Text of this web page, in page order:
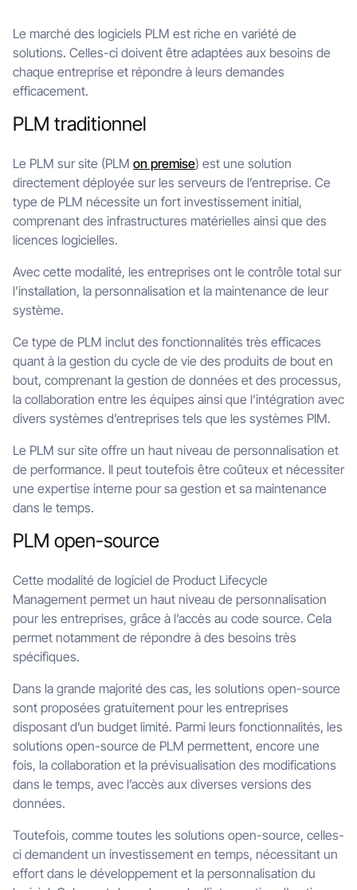
Le marché des logiciels PLM est riche en variété de
solutions. Celles-ci doivent être adaptées aux besoins de
chaque entreprise et répondre à leurs demandes
efficacement.
PLM traditionnel
Le PLM sur site (PLM on premise) est une solution
directement déployée sur les serveurs de l’entreprise. Ce
type de PLM nécessite un fort investissement initial,
comprenant des infrastructures matérielles ainsi que des
licences logicielles.
Avec cette modalité, les entreprises ont le contrôle total sur
l’installation, la personnalisation et la maintenance de leur
système.
Ce type de PLM inclut des fonctionnalités très efficaces
quant à la gestion du cycle de vie des produits de bout en
bout, comprenant la gestion de données et des processus,
la collaboration entre les équipes ainsi que l’intégration avec
divers systèmes d’entreprises tels que les systèmes PIM.
Le PLM sur site offre un haut niveau de personnalisation et
de performance. Il peut toutefois être coûteux et nécessiter
une expertise interne pour sa gestion et sa maintenance
dans le temps.
PLM open-source
Cette modalité de logiciel de Product Lifecycle
Management permet un haut niveau de personnalisation
pour les entreprises, grâce à l’accès au code source. Cela
permet notamment de répondre à des besoins très
spécifiques.
Dans la grande majorité des cas, les solutions open-source
sont proposées gratuitement pour les entreprises
disposant d’un budget limité. Parmi leurs fonctionnalités, les
solutions open-source de PLM permettent, encore une
fois, la collaboration et la prévisualisation des modifications
dans le temps, avec l’accès aux diverses versions des
données.
Toutefois, comme toutes les solutions open-source, celles-
ci demandent un investissement en temps, nécessitant un
effort dans le développement et la personnalisation du